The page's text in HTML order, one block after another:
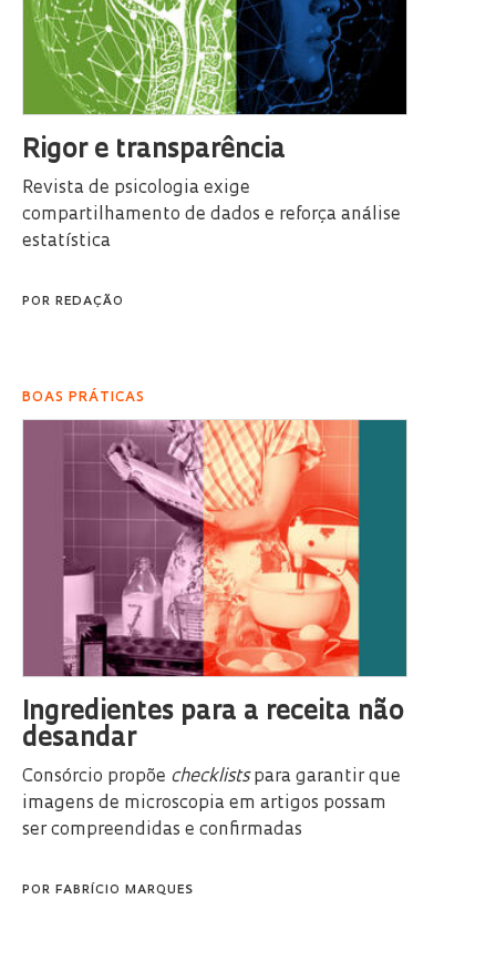
Rigor e transparência
Revista de psicologia exige
compartilhamento de dados e reforça análise
estatística
POR REDAÇÃO
BOAS PRÁTICAS
Ingredientes para a receita não
desandar
Consórcio propõe checklistspara garantir que
imagens de microscopia em artigos possam
ser compreendidas e confirmadas
POR FABRÍCIO MARQUES